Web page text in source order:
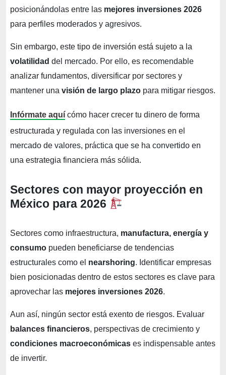
posicionándolas entre las mejores inversiones 2026
para perfiles moderados y agresivos.
Sin embargo, este tipo de inversión está sujeto a la
volatilidad del mercado. Por ello, es recomendable
analizar fundamentos, diversificar por sectores y
mantener una visión de largo plazo para mitigar riesgos.
Infórmate aquí cómo hacer crecer tu dinero de forma
estructurada y regulada con las inversiones en el
mercado de valores, práctica que se ha convertido en
una estrategia financiera más sólida.
Sectores con mayor proyección en
México para 2026
Sectores como infraestructura, manufactura, energía y
consumo pueden beneficiarse de tendencias
estructurales como el nearshoring. Identificar empresas
bien posicionadas dentro de estos sectores es clave para
aprovechar las mejores inversiones 2026.
Aun así, ningún sector está exento de riesgos. Evaluar
balances financieros, perspectivas de crecimiento y
condiciones macroeconómicas es indispensable antes
de invertir.